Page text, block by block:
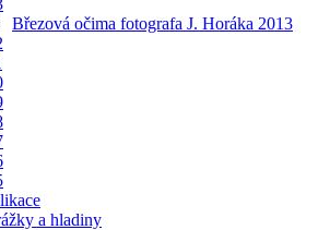
Březová očima fotografa J. Horáka 2013
a hladiny